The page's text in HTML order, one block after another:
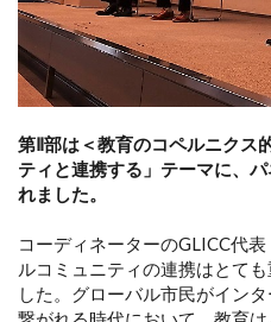
第Ⅱ部は＜教育のコペルニクス
ティと連携する」テーマに、
れました。
コーディネーターのGLICC代
ルコミュニティの連携はとて
した。グローバル市民がイン